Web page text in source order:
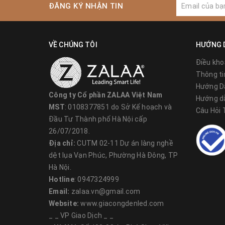
__<<
>>__
Công ty Cổ phần ZALAA Việt Nam
MST:0108377851
CUTM 02-11 Dự án làng nghề Dệt lụa Vạn
0971043999
Tel: 024.5678.1567
VPGD Hà Nội:
Số J03-08 An Phú Shop Villa,
KĐT Dương Nội,Phường Dương Nội, Quận Hà Đông,
Email: zalaa.vn@gmail.com
Hệ thống Website:
ĐĂNG KÝ NHẬN TIN
VỀ CHÚNG TÔI
Công ty Cổ phần ZALAA Việt Nam
MST: 0108377851 do Sở Kế hoạch và
Đầu Tư Thành phố Hà Nội cấp
26/07/2018.
Địa chỉ: CUTM 02-11 Dự án làng nghề
dệt lụa Vạn Phúc, Phường Hà Đông, TP
Hà Nội.
Hotline: 0947324999
Email: zalaa.vn@gmail.com
Website:www.giacongdenled.com
_ _ VP Giao Dịch _ _
HƯỚNG
Điều
Thông
Hướng
Hướng
Câu Hỏi